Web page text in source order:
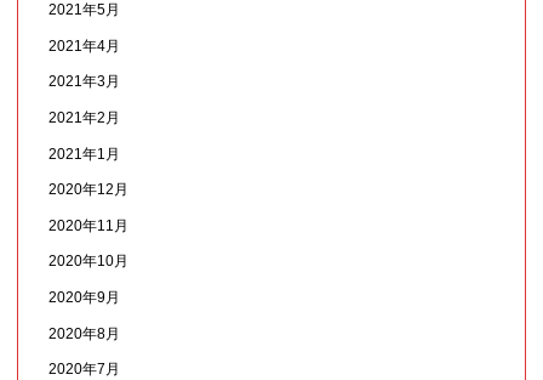
2021年5月
2021年4月
2021年3月
2021年2月
2021年1月
2020年12月
2020年11月
2020年10月
2020年9月
2020年8月
2020年7月